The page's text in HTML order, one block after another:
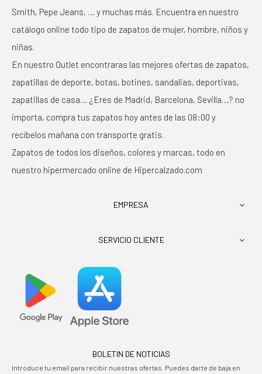
Smith, Pepe Jeans, … y muchas más. Encuentra en nuestro
catálogo online todo tipo de zapatos de mujer, hombre, niños y
niñas.
En nuestro Outlet encontraras las mejores ofertas de zapatos,
zapatillas de deporte, botas, botines, sandalias, deportivas,
zapatillas de casa… ¿Eres de Madrid, Barcelona, Sevilla…? no
importa, compra tus zapatos hoy antes de las 08:00 y
recíbelos mañana con transporte gratis.
Zapatos de todos los diseños, colores y marcas, todo en
nuestro hipermercado online de Hipercalzado.com
EMPRESA 
SERVICIO CLIENTE 
BOLETIN DE NOTICIAS
Introduce tu email para recibir nuestras ofertas. Puedes darte de baja en